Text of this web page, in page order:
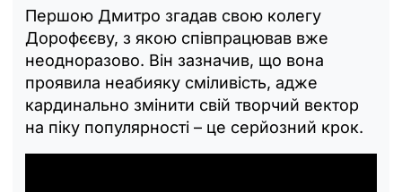
Першою Дмитро згадав свою колегу
Дорофєєву, з якою співпрацював вже
неодноразово. Він зазначив, що вона
проявила неабияку сміливість, адже
кардинально змінити свій творчий вектор
на піку популярності – це серйозний крок.